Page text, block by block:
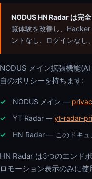
NODUS HN Radar は完
覧体験を改善し、
ントなし、ログインなし
NODUS メイン拡張機能
自のポリシーを持ちます:
NODUS メイン —
YT Radar — yt-radar-
HN Radar — このドキュ
HN Radar は3つのエンド
ロモーション表示のみに